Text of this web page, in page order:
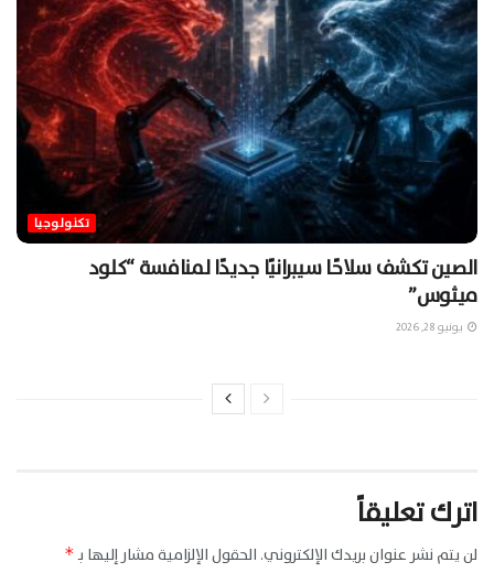
تكنولوجيا
الصين تكشف سلاحًا سيبرانيًا جديدًا لمنافسة “كلود
ميثوس”
يونيو 28, 2026
اترك تعليقاً
لن يتم نشر عنوان بريدك الإلكتروني. الحقول الإلزامية مشار إليها بـ*